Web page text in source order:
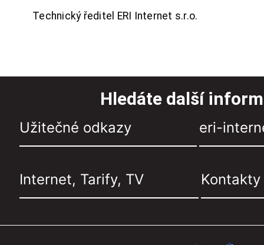
Technický ředitel ERI Internet s.r.o.
Hledáte další
Užitečné odkazy eri-
Internet, Tarify, TV Kontakty